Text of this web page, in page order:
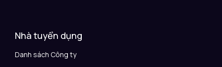
Nhà tuyển dụng
Danh sách Công ty